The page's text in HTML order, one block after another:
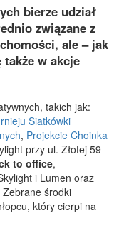
bierze udział
związane z
ale – jak
także w akcje
takich jak:
Siatkówki
, Projekcie Choinka
przy ul. Złotej 59
to office,
i Lumen oraz
środki
który cierpi na